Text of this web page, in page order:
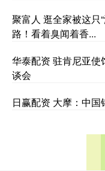
聚富人 逛全家被这只
路！看着臭闻着香...
华泰配资 驻肯尼亚
谈会
日赢配资 大摩：中国